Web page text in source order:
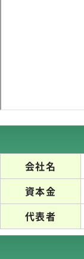
会社名
資本金
代表者